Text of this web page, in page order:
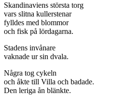
Skandinaviens största torg
vars slitna kullerstenar
fylldes med blommor
och fisk på lördagarna.
Stadens invånare
vaknade ur sin dvala.
Några tog cykeln
och åkte till Villa och badade.
Den leriga ån blänkte.